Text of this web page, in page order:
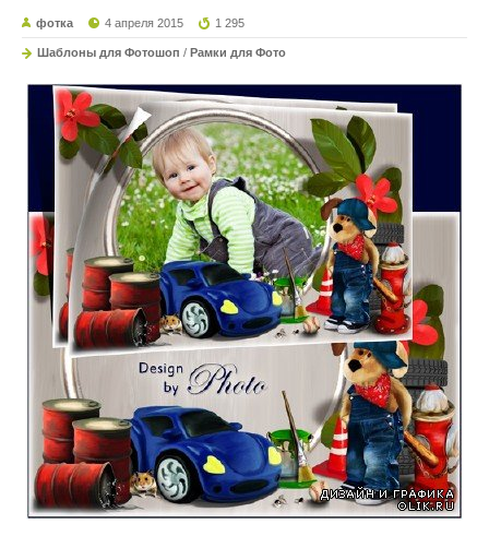
фотка 4 апреля 2015 1 295
Шаблоны для Фотошоп / Рамки для Фото